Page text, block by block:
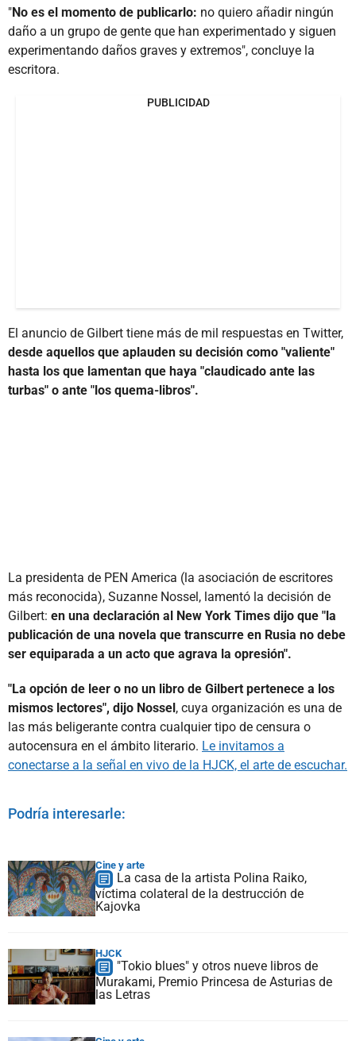
"No es el momento de publicarlo: no quiero añadir ningún
daño a un grupo de gente que han experimentado y siguen
experimentando daños graves y extremos", concluye la
escritora.
PUBLICIDAD
El anuncio de Gilbert tiene más de mil respuestas en Twitter,
desde aquellos que aplauden su decisión como "valiente"
hasta los que lamentan que haya "claudicado ante las
turbas" o ante "los quema-libros".
La presidenta de PEN America (la asociación de escritores
más reconocida), Suzanne Nossel, lamentó la decisión de
Gilbert: en una declaración al New York Times dijo que "la
publicación de una novela que transcurre en Rusia no debe
ser equiparada a un acto que agrava la opresión".
"La opción de leer o no un libro de Gilbert pertenece a los
mismos lectores", dijo Nossel , cuya organización es una de
las más beligerante contra cualquier tipo de censura o
autocensura en el ámbito literario. Le invitamos a
conectarse a la señal en vivo de la HJCK, el arte de escuchar.
Podría interesarle:
Cine y arte
La casa de la artista Polina Raiko,
víctima colateral de la destrucción de
Kajovka
HJCK
"Tokio blues" y otros nueve libros de
Murakami, Premio Princesa de Asturias de
las Letras